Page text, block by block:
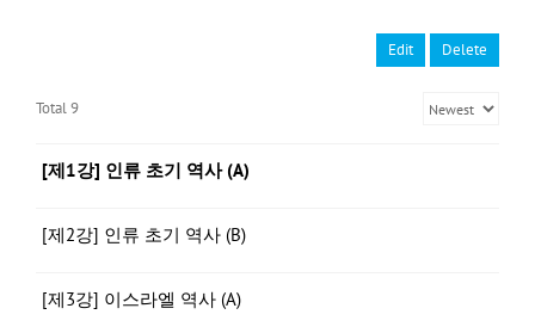
Edit Delete
Total 9
[제1강] 인류 초기 역사 (A)
[제2강] 인류 초기 역사 (B)
[제3강] 이스라엘 역사 (A)